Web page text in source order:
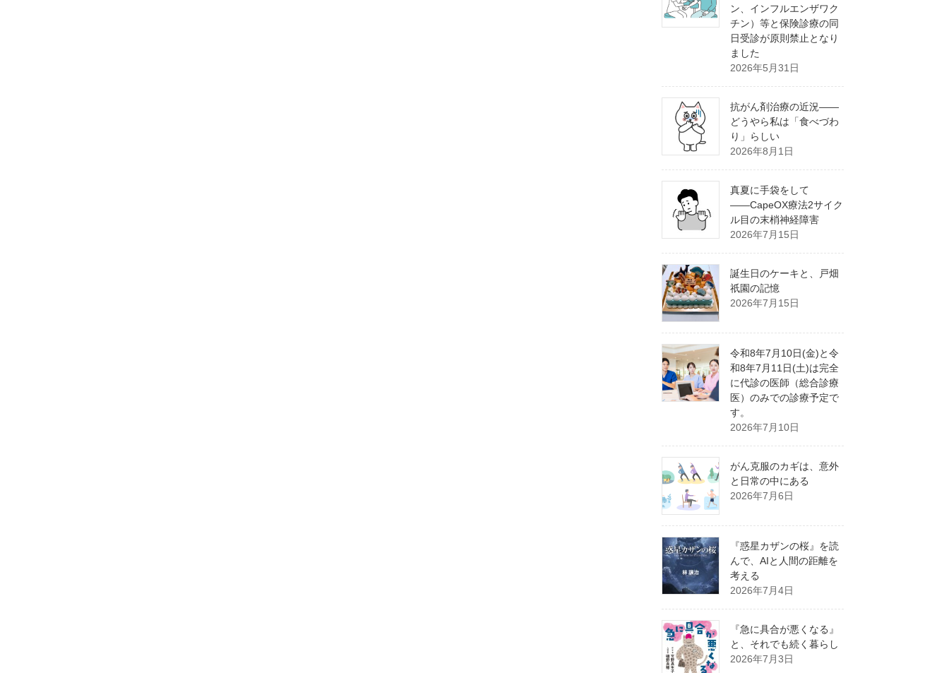
ン、インフルエンザワク
チン）等と保険診療の同
日受診が原則禁止となり
ました
2026年5月31日
抗がん剤治療の近況――
どうやら私は「食べづわ
り」らしい
2026年8月1日
真夏に手袋をして
――CapeOX療法2サイク
ル目の末梢神経障害
2026年7月15日
誕生日のケーキと、戸畑
祇園の記憶
2026年7月15日
令和8年7月10日(金)と令
和8年7月11日(土)は完全
に代診の医師（総合診療
医）のみでの診療予定で
す。
2026年7月10日
がん克服のカギは、意外
と日常の中にある
2026年7月6日
『惑星カザンの桜』を読
んで、AIと人間の距離を
考える
2026年7月4日
『急に具合が悪くなる』
と、それでも続く暮らし
2026年7月3日